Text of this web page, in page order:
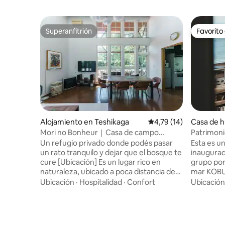
Superanfitrión
Superanfitrión
Alojamiento en Teshikaga Calificación
4,79 (14)
Mori no Bonheur｜Casa de campo
privada con terraza de madera
(capacidad 5 personas) con desayuno
Un refugio privado donde podés pasar
un rato tranquilo y dejar que el bosque te
cure [Ubicación] Es un lugar rico en
naturaleza, ubicado a poca distancia de
Hokkaido y la estación Kawayu Onsen, en
Ubicación · Hospitalidad · Confort
Casa de
alquiler
kombu
Esta es
grupo
mar
mar. Es
Ubicación